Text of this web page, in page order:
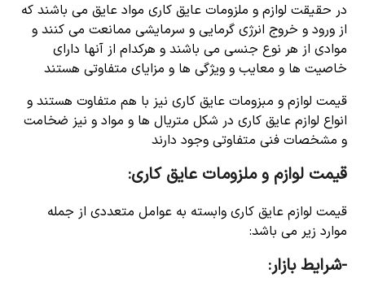
در حقیقت لوازم و ملزومات عایق کاری مواد عایق می باشند که
از ورود و خروج انرژی گرمایی و سرمایشی ممانعت می کنند و
موادی از هر نوع جنسی می باشند و هرکدام از آنها دارای
خاصیت ها و معایب و ویژگی ها و مزایای متفاوتی هستند
قیمت لوازم و مبزومات عایق کاری نیز با هم متفاوت هستند و
انواع لوازم عایق کاری در شکل متریال ها و مواد و نیز ضخامت
و مشخصات فنی متفاوتی وجود دارند
قیمت لوازم و ملزومات عایق کاری:
قیمت لوازم عایق کاری وابسته به عوامل متعددی از جمله
موارد زیر می باشد:
-شرایط بازار: